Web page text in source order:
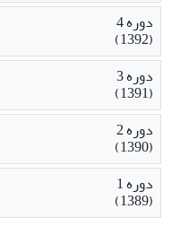
دوره 4
(1392)
دوره 3
(1391)
دوره 2
(1390)
دوره 1
(1389)